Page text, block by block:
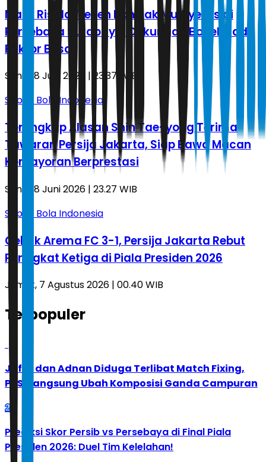
Malik Risaldi Teken Kontrak Multiyears di
Persebaya Surabaya, Dukungan Bonek Jadi
Faktor Besar
Senin, 8 Juni 2026 | 23.37 WIB
Sepak Bola Indonesia
Terungkap Alasan Shin Tae-yong Terima
Tawaran Persija Jakarta, Siap Bawa Macan
Kemayoran Berprestasi
Senin, 8 Juni 2026 | 23.27 WIB
Sepak Bola Indonesia
Gebuk Arema FC 3-1, Persija Jakarta Rebut
Peringkat Ketiga di Piala Presiden 2026
Jumat, 7 Agustus 2026 | 00.40 WIB
Terpopuler
Jafar dan Adnan Diduga Terlibat Match Fixing,
PBSI Langsung Ubah Komposisi Ganda Campuran
2
Prediksi Skor Persib vs Persebaya di Final Piala
Presiden 2026: Duel Tim Kelelahan!